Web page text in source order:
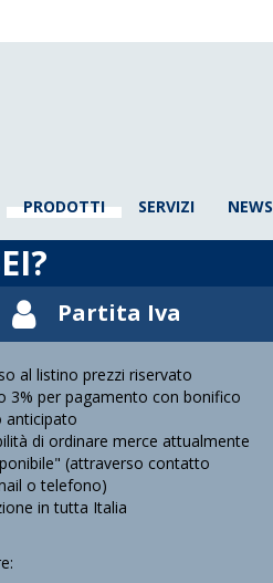
PRODOTTI SERVIZI NEWS
Partita Iva
al listino prezzi riservato
3% per pagamento con bonifico
anticipato
di ordinare merce attualmente
(attraverso contatto
o telefono)
in tutta Italia